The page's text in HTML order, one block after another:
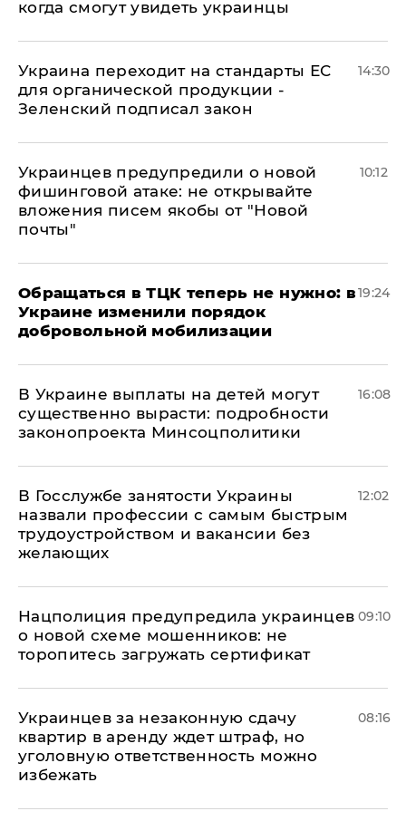
когда смогут увидеть украинцы
Украина переходит на стандарты ЕС
для органической продукции -
Зеленский подписал закон
14:30
Украинцев предупредили о новой
фишинговой атаке: не открывайте
вложения писем якобы от "Новой
почты"
10:12
Обращаться в ТЦК теперь не нужно: в
Украине изменили порядок
добровольной мобилизации
19:24
В Украине выплаты на детей могут
существенно вырасти: подробности
законопроекта Минсоцполитики
16:08
В Госслужбе занятости Украины
назвали профессии с самым быстрым
трудоустройством и вакансии без
желающих
12:02
Нацполиция предупредила украинцев
о новой схеме мошенников: не
торопитесь загружать сертификат
09:10
Украинцев за незаконную сдачу
квартир в аренду ждет штраф, но
уголовную ответственность можно
избежать
08:16